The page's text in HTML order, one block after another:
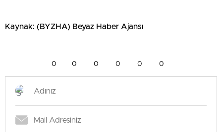
Kaynak: (BYZHA) Beyaz Haber Ajansı
0 0 0 0 0 0